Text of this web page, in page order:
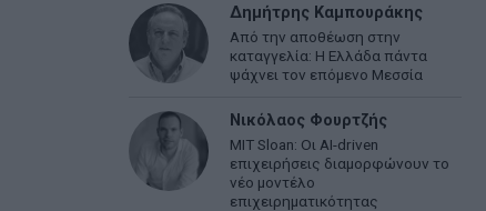
Δημήτρης Καμπουράκης
Από την αποθέωση στην
καταγγελία: Η Ελλάδα πάντα
ψάχνει τον επόμενο Μεσσία
Νικόλαος Φουρτζής
MIT Sloan: Οι AI-driven
επιχειρήσεις διαμορφώνουν το
νέο μοντέλο
επιχειρηματικότητας